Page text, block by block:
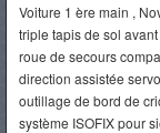
Voiture 1 ère main ,
triple tapis de sol
roue de secours
direction assistée
outillage de bord de
système ISOFIX pour